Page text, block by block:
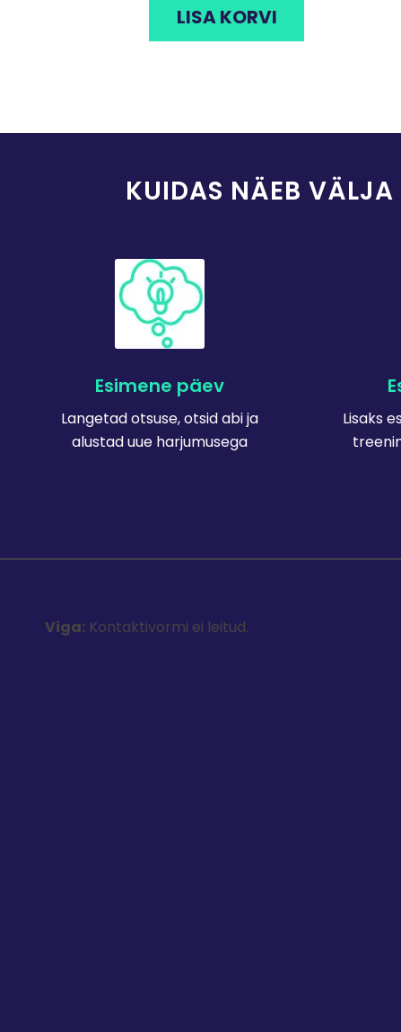
LISA KORVI
KUIDAS NÄEB VÄLJA
Esimene päev
Langetad otsuse, otsid abi ja
alustad uue harjumusega
Lisaks
Viga: Kontaktivormi ei leitud.